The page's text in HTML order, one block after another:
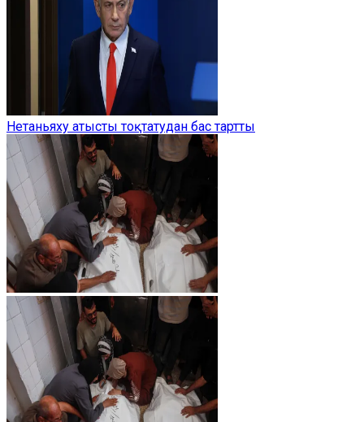
Нетаньяху атысты тоқтатудан бас тартты